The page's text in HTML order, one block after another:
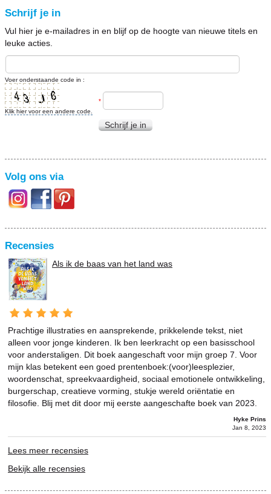
Schrijf je in
Vul hier je e-mailadres in en blijf op de hoogte van nieuwe titels en
leuke acties.
Voer onderstaande code in :
Klik hier voor een andere code.
*
Schrijf je in
Volg ons via
Recensies
Als ik de baas van het land was
Prachtige illustraties en aansprekende, prikkelende tekst, niet
alleen voor jonge kinderen. Ik ben leerkracht op een basisschool
voor anderstaligen. Dit boek aangeschaft voor mijn groep 7. Voor
mijn klas betekent een goed prentenboek:(voor)leesplezier,
woordenschat, spreekvaardigheid, sociaal emotionele ontwikkeling,
burgerschap, creatieve vorming, stukje wereld oriëntatie en
filosofie. Blij met dit door mij eerste aangeschafte boek van 2023.
Hyke Prins
Jan 8, 2023
Lees meer recensies
Bekijk alle recensies